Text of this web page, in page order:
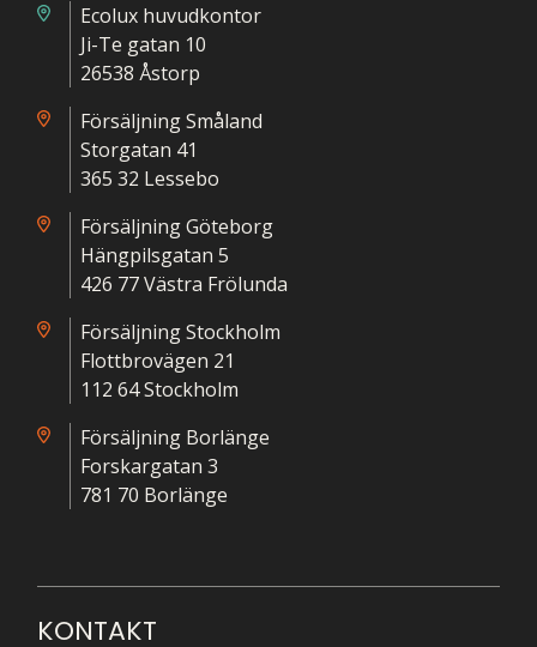
Ecolux huvudkontor
Ji-Te gatan 10
26538 Åstorp
Försäljning Småland
Storgatan 41
365 32 Lessebo
Försäljning Göteborg
Hängpilsgatan 5
426 77 Västra Frölunda
Försäljning Stockholm
Flottbrovägen 21
112 64 Stockholm
Försäljning Borlänge
Forskargatan 3
781 70 Borlänge
KONTAKT